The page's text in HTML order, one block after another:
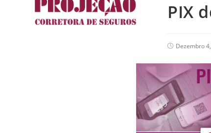
PIX
Dezembro